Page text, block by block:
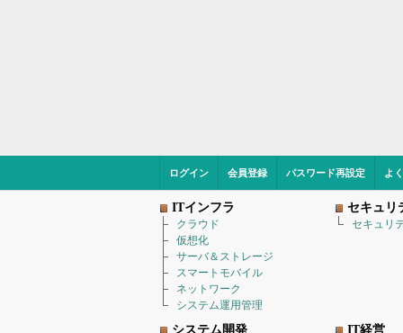
ログイン 会員登録 パスワード再設定 よ
ITインフラ
クラウド
仮想化
サーバ＆ストレージ
スマートモバイル
ネットワーク
システム運用管理
セキュリ
セキュリ
システム開発 IT経営